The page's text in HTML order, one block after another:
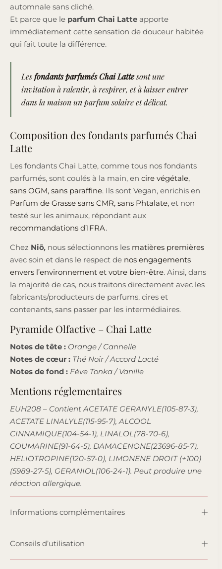
automnale sans cliché.
Et parce que le parfum Chai Latte apporte
immédiatement cette sensation de douceur habitée
qui fait toute la différence.
Lesfondants parfumés Chai Lattesont une
invitation à ralentir, à respirer, et à laisser entrer
dans la maison un parfum solaire et délicat.
Composition des fondants parfumés Chai
Latte
Les fondants Chai Latte, comme tous nos fondants
parfumés, sont coulés à la main, en cire végétale,
sans OGM, sans paraffine. Ils sont Vegan, enrichis en
Parfum de Grasse sans CMR, sans Phtalate, et non
testé sur les animaux, répondant aux
recommandations d’IFRA.
Chez Niõ, nous sélectionnons les matières premières
avec soin et dans le respect de nos engagements
envers l’environnement et votre bien-être. Ainsi, dans
la majorité de cas, nous traitons directement avec les
fabricants/producteurs de parfums, cires et
contenants, sans passer par les intermédiaires.
Pyramide Olfactive – Chai Latte
Notes de tête : Orange / Cannelle
Notes de cœur : Thé Noir / Accord Lacté
Notes de fond : Fève Tonka / Vanille
Mentions réglementaires
EUH208 – Contient ACETATE GERANYLE(105-87-3),
ACETATE LINALYLE(115-95-7), ALCOOL
CINNAMIQUE(104-54-1), LINALOL(78-70-6),
COUMARINE(91-64-5), DAMACENONE(23696-85-7),
HELIOTROPINE(120-57-0), LIMONENE DROIT (+100)
(5989-27-5), GERANIOL(106-24-1). Peut produire une
réaction allergique.
Informations complémentaires
Conseils d’utilisation